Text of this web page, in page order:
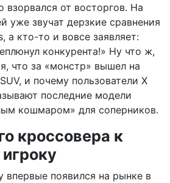
взорвался от восторгов. На
уже звучат дерзкие сравнения
а кто-то и вовсе заявляет:
конкурента!» Ну что ж,
что за «монстр» вышел на
и почему пользователи X
последние модели
кошмаром» для соперников.
кроссовера к
впервые появился на рынке в